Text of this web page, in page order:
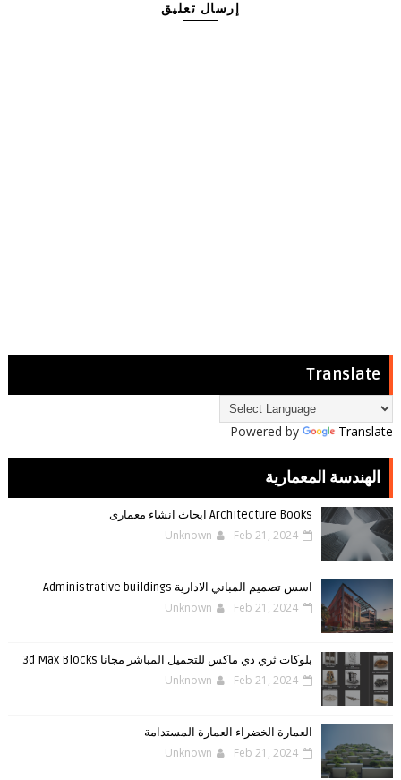
إرسال تعليق
Translate
Powered by Translate
الهندسة المعمارية
Architecture Books ابحاث انشاء معمارى
Unknown Feb 21, 2024
اسس تصميم المباني الادارية Administrative buildings
Unknown Feb 21, 2024
بلوكات ثري دي ماكس للتحميل المباشر مجانا 3d Max Blocks
Unknown Feb 21, 2024
العمارة الخضراء العمارة المستدامة
Unknown Feb 21, 2024